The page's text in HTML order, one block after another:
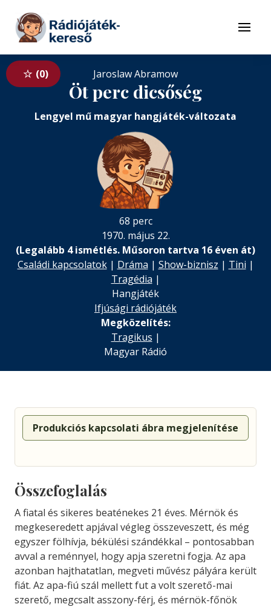
Tovább a tartalomhoz
Menü
0 Jaroslaw Abramow
Öt perc dicsőség
Lengyel mű magyar hangjáték-változata
68 perc
1970. május 22.
(Legalább 4 ismétlés. Műsoron tartva 16 éven át)
Családi kapcsolatok| Dráma | Show-biznisz | Tini |
Tragédia |
Hangjáték
Ifjúsági rádiójáték
Megközelítés:
Tragikus |
Magyar Rádió
Produkciós kapcsolati ábra megjelenítése
Összefoglalás
A fiatal és sikeres beaténekes 21 éves. Mérnök és
megkeseredett apjával végleg összeveszett, és még
egyszer fölhívja, békülési szándékkal – pontosabban
avval a reménnyel, hogy apja szeretni fogja. Az apa
azonban hajthatatlan, megveti művész pályára került
fiát. Az apa-fiú szál mellett fut a volt szerető-mai
szerető, megcsalt asszony-férj, és mérnök-főnök